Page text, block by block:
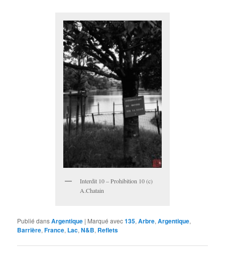
Interdit 10 – Prohibition 10 (c)
A.Chatain
Publié dansArgentique | Marqué avec135,Arbre,Argentique,
Barrière,France, Lac,N&B, Reflets